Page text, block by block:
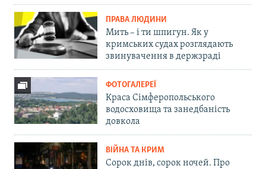
ПРАВА ЛЮДИНИ
Мить – і ти шпигун. Як у
кримських судах розглядають
звинувачення в держзраді
ФОТОГАЛЕРЕЇ
Краса Сімферопольського
водосховища та занедбаність
довкола
ВІЙНА ТА КРИМ
Сорок днів, сорок ночей. Про